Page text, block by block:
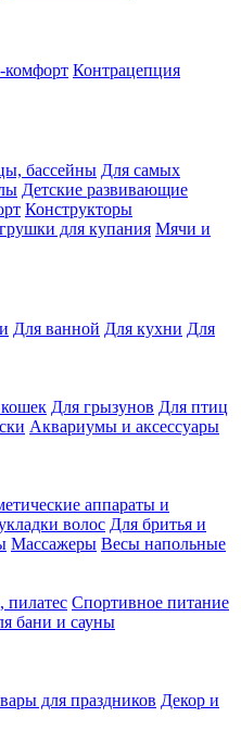
Контрацепция
бассейны Для самых
Детские развивающие
Конструкторы
для купания Мячи и
Для ванной Для кухни Для
Для грызунов Для птиц
Аквариумы и аксессуары
аппараты и
волос Для бритья и
Массажеры Весы напольные
пилатес Спортивное питание
бани и сауны
для праздников Декор и